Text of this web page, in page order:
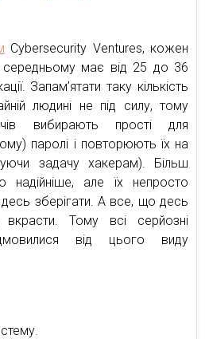
Cybersecurity Ventures, кожен
середньому має від 25 до 36
Запам’ятати таку кількість
людині не під силу, тому
вибирають прості для
паролі і повторюють їх на
задачу хакерам). Більш
надійніше, але їх непросто
десь зберігати. А все, що десь
вкрасти. Тому всі серйозні
від цього виду